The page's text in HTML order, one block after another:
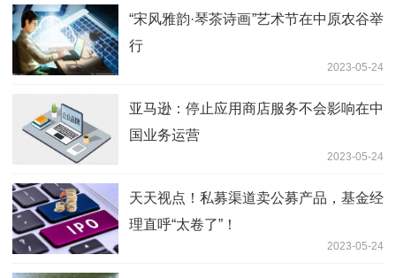
“宋风雅韵·琴茶诗画”艺术节在中原农谷举
行
2023-05-24
亚马逊：停止应用商店服务不会影响在中
国业务运营
2023-05-24
天天视点！私募渠道卖公募产品，基金经
理直呼“太卷了”！
2023-05-24